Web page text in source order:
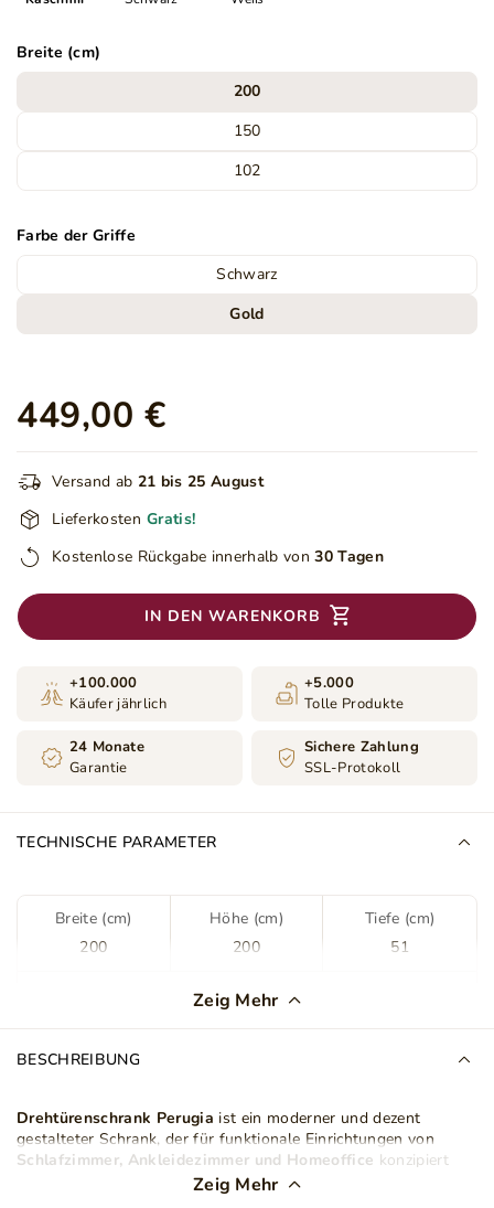
Breite (cm)
200
150
102
Farbe der Griffe
Schwarz
Gold
449,00 €
Versand ab 21 bis 25 August
Lieferkosten Gratis!
Kostenlose Rückgabe innerhalb von 30 Tagen
IN DEN WARENKORB
+100.000
Käufer jährlich
+5.000
Tolle Produkte
24 Monate
Garantie
Sichere Zahlung
SSL-Protokoll
TECHNISCHE PARAMETER
Breite (cm)
200
Höhe (cm)
200
Tiefe (cm)
51
Drehschrank
Anzahl der Regalböden
Zeig Mehr
BESCHREIBUNG
Drehtürenschrank Perugia ist ein moderner und dezent
gestalteter Schrank, der für funktionale Einrichtungen von
Schlafzimmer, Ankleidezimmer und Homeoffice konzipiert
wurde. Die schlichte, geometrische Form mit
Zeig Mehr